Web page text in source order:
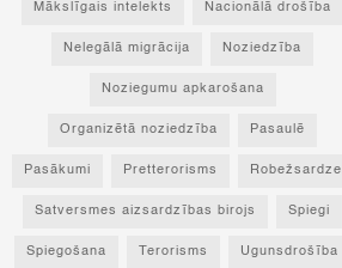
Mākslīgais intelekts Nacionālā drošība
Nelegālā migrācija Noziedzība
Noziegumu apkarošana
Organizētā noziedzība Pasaulē
Pasākumi Pretterorisms Robežsardze
Satversmes aizsardzības birojs Spiegi
Spiegošana Terorisms Ugunsdrošība